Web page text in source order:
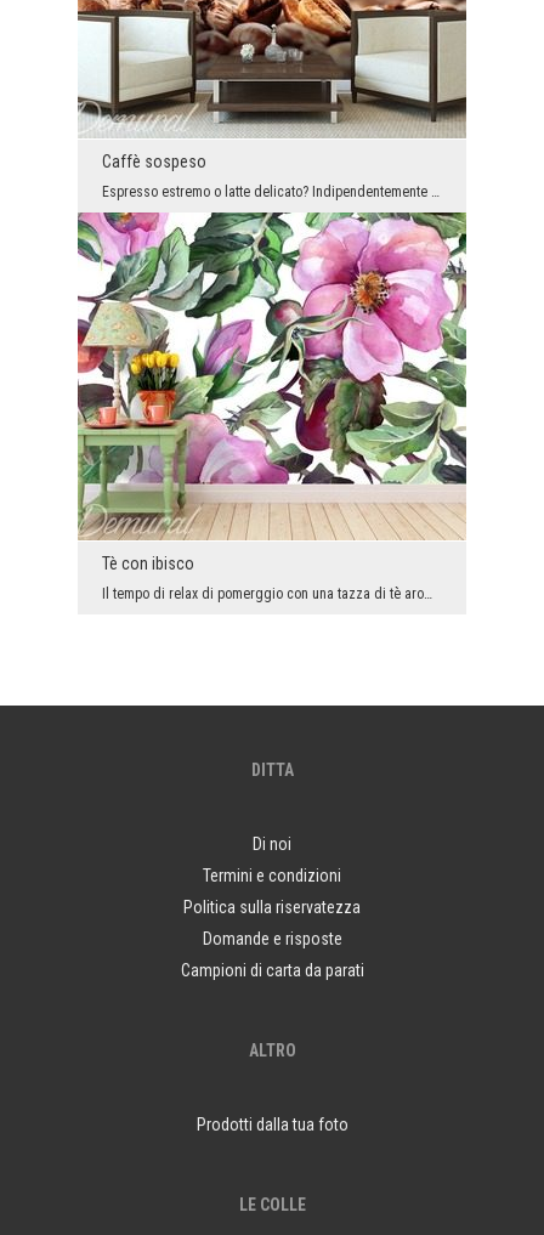
Caffè sospeso
Espresso estremo o latte delicato? Indipendentemente da quale versione preferiamo - un carta da p...
Tè con ibisco
Il tempo di relax di pomerggio con una tazza di tè aromatico in mano. E in compagnia estremamente...
DITTA
Di noi
Termini e condizioni
Politica sulla riservatezza
Domande e risposte
Campioni di carta da parati
ALTRO
Prodotti dalla tua foto
LE COLLE